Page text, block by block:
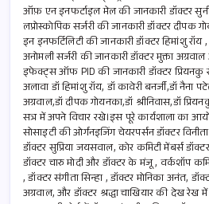
ऑफ़ एन इनफर्टाइल मेल की जानकारी डॉक्टर
लप्रोस्कोपिक सर्जरी की जानकारी डॉक्टर
इन इनफर्टिलिटी की जानकारी डॉक्टर हिमांशु रॉय
अनोमली सर्जरी की जानकारी डॉक्टर मुक्ता
इफेक्ट्स ऑफ PID की जानकारी डॉक्टर प्रियनकु
अलावा डॉ हिमांशु रॉय, डॉ कावेरी बनर्जी,डॉ नैना
अग्रवाल,डॉ दीपक गोयनका,डॉ श्रीनिवास,डॉ
सत्र में अपने विचार रखे।इस पूरे कार्यशाला का
सोसाइटी की ओर्गनइजिंग चेयरपर्सन डॉक्टर
डॉक्टर सुप्रिया जयसवाल, कोर कमिटी मेंबर्स
डॉक्टर चारु मोदी और डॉक्टर के मंजू , वर्कशॉप
, डॉक्टर संगीता सिन्हा , डॉक्टर मोनिका अनंत,
अग्रवाल, और डॉक्टर श्रद्धा चाखियार की देख